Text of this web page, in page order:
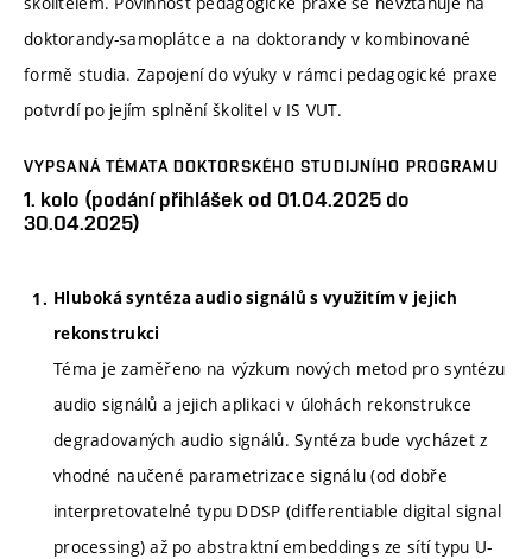
doktorandy-samoplátce a na doktorandy v kombinované
formě studia. Zapojení do výuky v rámci pedagogické praxe
potvrdí po jejím splnění školitel v IS VUT.
VYPSANÁ TÉMATA DOKTORSKÉHO STUDIJNÍHO PROGRAMU
1. kolo (podání přihlášek od 01.04.2025 do
30.04.2025)
Hluboká syntéza audio signálů s využitím v jejich
rekonstrukci
Téma je zaměřeno na výzkum nových metod pro syntézu
audio signálů a jejich aplikaci v úlohách rekonstrukce
degradovaných audio signálů. Syntéza bude vycházet z
vhodné naučené parametrizace signálu (od dobře
interpretovatelné typu DDSP (differentiable digital signal
processing) až po abstraktní embeddings ze sítí typu U-